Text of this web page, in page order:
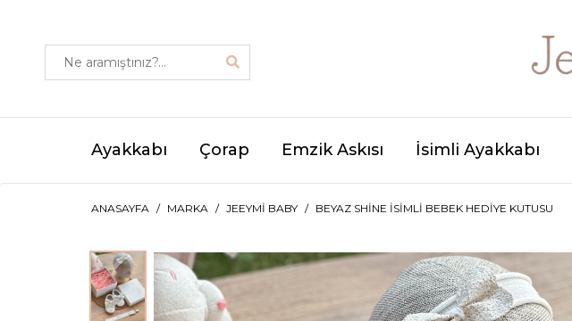
Ayakkabı Çorap Emzik Askısı İsimli Ayakkabı
ANASAYFA MARKA JEEYMI BABY BEYAZ SHINE İSIMLI BEBEK HEDIYE KUTUSU